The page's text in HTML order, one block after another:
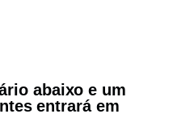
abaixo e um
entrará em